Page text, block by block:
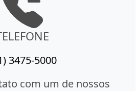
3475-5000
com um de nossos